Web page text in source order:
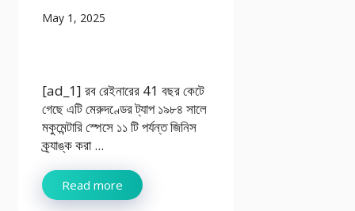
May 1, 2025
[ad_1] রব রেইনারের 41 বছর কেটে
গেছে এটি মেরুদণ্ডের ট্যাপ ১৯৮৪ সালে
মকুমেন্টারি স্পেসে ১১ টি পর্যন্ত জিনিস
ক্র্যাঙ্ক করা ...
Read more